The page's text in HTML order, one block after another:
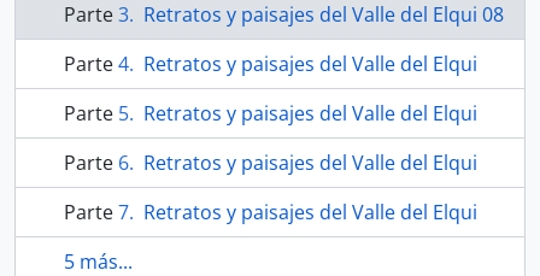
Parte
Retratos y paisajes del Valle del Elqui 08
Parte
Retratos y paisajes del Valle del Elqui
Parte
Retratos y paisajes del Valle del Elqui
Parte
Retratos y paisajes del Valle del Elqui
Parte
Retratos y paisajes del Valle del Elqui
5 más...